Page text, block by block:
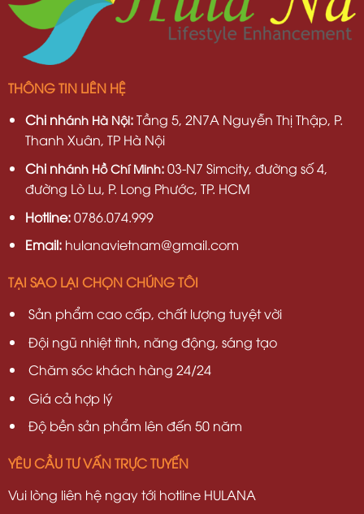
THÔNG TIN LIÊN HỆ
Chi nhánh Hà Nội:Tầng 5, 2N7A Nguyễn Thị Thập, P.
Thanh Xuân, TP Hà Nội
Chi nhánh Hồ Chí Minh:03-N7 Simcity, đường số 4,
đường Lò Lu, P. Long Phước, TP. HCM
Hotline:0786.074.999
Email: hulanavietnam@gmail.com
TẠI SAO LẠI CHỌN CHÚNG TÔI
Sản phẩm cao cấp, chất lượng tuyệt vời
Đội ngũ nhiệt tình, năng động, sáng tạo
Chăm sóc khách hàng 24/24
Giá cả hợp lý
Độ bền sản phẩm lên đến 50 năm
YÊU CẦU TƯ VẤN TRỰC TUYẾN
Vui lòng liên hệ ngay tới hotline HULANA